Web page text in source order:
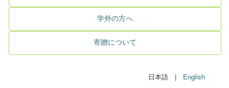
学外の方へ
寄贈について
日本語 | English